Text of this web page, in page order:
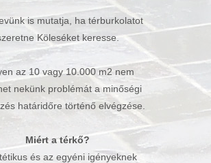
is mutatja, ha térburkolatot
Köleséket keresse.
az 10 vagy 10.000 m2 nem
nekünk problémát a minőségi
határidőre történő elvégzése.
Miért a térkő?
és az egyéni igényeknek